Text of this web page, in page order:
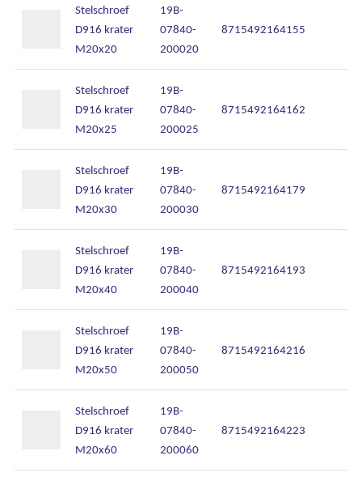
Stelschroef
D916 krater
M20x20
19B-
07840-
200020
8715492164155
Stelschroef
D916 krater
M20x25
19B-
07840-
200025
8715492164162
Stelschroef
D916 krater
M20x30
19B-
07840-
200030
8715492164179
Stelschroef
D916 krater
M20x40
19B-
07840-
200040
8715492164193
Stelschroef
D916 krater
M20x50
19B-
07840-
200050
8715492164216
Stelschroef
D916 krater
M20x60
19B-
07840-
200060
8715492164223